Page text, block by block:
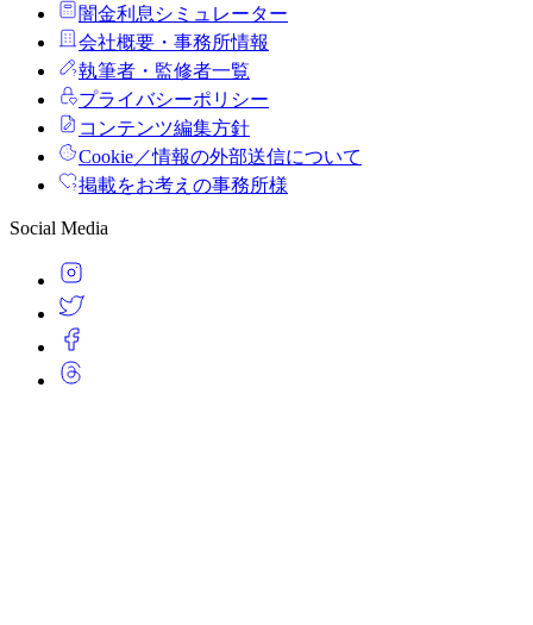
闇金利息シミュレーター
会社概要・事務所情報
執筆者・監修者一覧
プライバシーポリシー
コンテンツ編集方針
Cookie／情報の外部送信について
掲載をお考えの事務所様
Social Media